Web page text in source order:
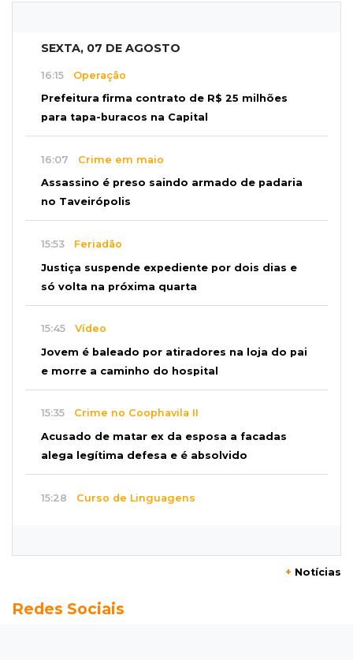
SEXTA, 07 DE AGOSTO
16:15 Operação
Prefeitura firma contrato de R$ 25 milhões
para tapa-buracos na Capital
16:07 Crime em maio
Assassino é preso saindo armado de padaria
no Taveirópolis
15:53 Feriadão
Justiça suspende expediente por dois dias e
só volta na próxima quarta
15:45 Vídeo
Jovem é baleado por atiradores na loja do pai
e morre a caminho do hospital
15:35 Crime no Coophavila II
Acusado de matar ex da esposa a facadas
alega legítima defesa e é absolvido
15:28 Curso de Linguagens
Chuva chega à Capital e antecipa mudança no
+ Notícias
Redes Sociais